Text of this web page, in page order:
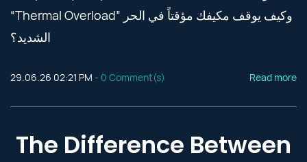
“Thermal Overload” وكيف يوقف مكيفك مؤقتاً في الحر
الشديد؟
29.06.26 02:21 PM - 0 Comment(s) Read more
The Difference Between